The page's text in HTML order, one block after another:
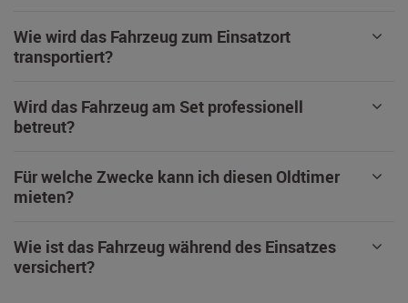
Wie wird das Fahrzeug zum Einsatzort
transportiert?
Wird das Fahrzeug am Set professionell
betreut?
Für welche Zwecke kann ich diesen Oldtimer
mieten?
Wie ist das Fahrzeug während des Einsatzes
versichert?